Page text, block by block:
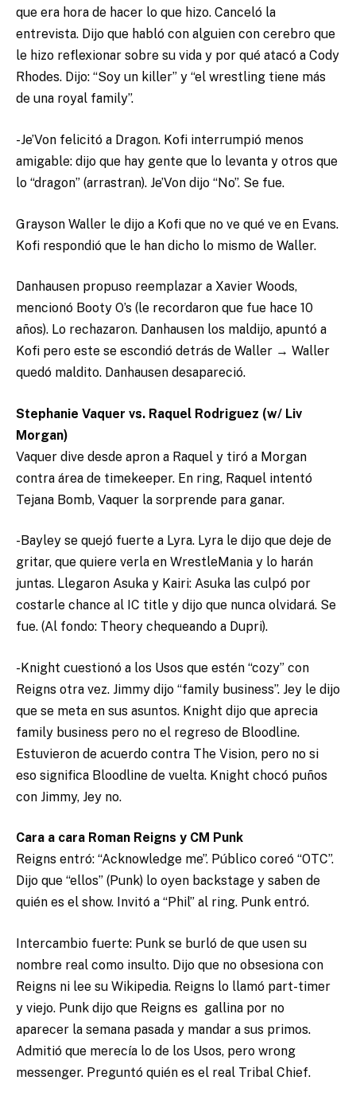
que era hora de hacer lo que hizo. Canceló la
entrevista. Dijo que habló con alguien con cerebro que
le hizo reflexionar sobre su vida y por qué atacó a Cody
Rhodes. Dijo: “Soy un killer” y “el wrestling tiene más
de una royal family”.
-Je’Von felicitó a Dragon. Kofi interrumpió menos
amigable: dijo que hay gente que lo levanta y otros que
lo “dragon” (arrastran). Je’Von dijo “No”. Se fue.
Grayson Waller le dijo a Kofi que no ve qué ve en Evans.
Kofi respondió que le han dicho lo mismo de Waller.
Danhausen propuso reemplazar a Xavier Woods,
mencionó Booty O’s (le recordaron que fue hace 10
años). Lo rechazaron. Danhausen los maldijo, apuntó a
Kofi pero este se escondió detrás de Waller → Waller
quedó maldito. Danhausen desapareció.
Stephanie Vaquer vs. Raquel Rodriguez (w/ Liv
Morgan)
Vaquer dive desde apron a Raquel y tiró a Morgan
contra área de timekeeper. En ring, Raquel intentó
Tejana Bomb, Vaquer la sorprende para ganar.
-Bayley se quejó fuerte a Lyra. Lyra le dijo que deje de
gritar, que quiere verla en WrestleMania y lo harán
juntas. Llegaron Asuka y Kairi: Asuka las culpó por
costarle chance al IC title y dijo que nunca olvidará. Se
fue. (Al fondo: Theory chequeando a Dupri).
-Knight cuestionó a los Usos que estén “cozy” con
Reigns otra vez. Jimmy dijo “family business”. Jey le dijo
que se meta en sus asuntos. Knight dijo que aprecia
family business pero no el regreso de Bloodline.
Estuvieron de acuerdo contra The Vision, pero no si
eso significa Bloodline de vuelta. Knight chocó puños
con Jimmy, Jey no.
Cara a cara Roman Reigns y CM Punk
Reigns entró: “Acknowledge me”. Público coreó “OTC”.
Dijo que “ellos” (Punk) lo oyen backstage y saben de
quién es el show. Invitó a “Phil” al ring. Punk entró.
Intercambio fuerte: Punk se burló de que usen su
nombre real como insulto. Dijo que no obsesiona con
Reigns ni lee su Wikipedia. Reigns lo llamó part-timer
y viejo. Punk dijo que Reigns es gallina por no
aparecer la semana pasada y mandar a sus primos.
Admitió que merecía lo de los Usos, pero wrong
messenger. Preguntó quién es el real Tribal Chief.